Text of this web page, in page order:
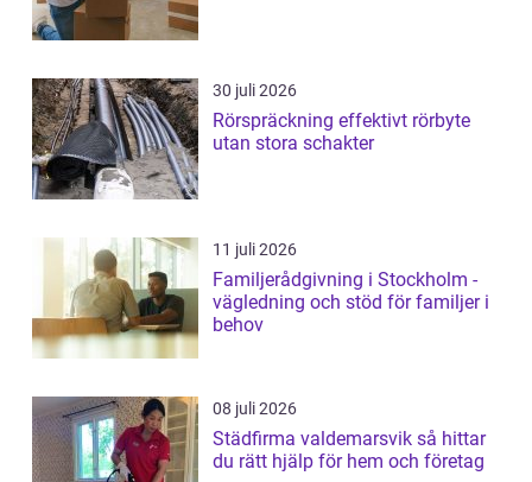
30 juli 2026
Rörspräckning effektivt rörbyte
utan stora schakter
11 juli 2026
Familjerådgivning i Stockholm -
vägledning och stöd för familjer i
behov
08 juli 2026
Städfirma valdemarsvik så hittar
du rätt hjälp för hem och företag